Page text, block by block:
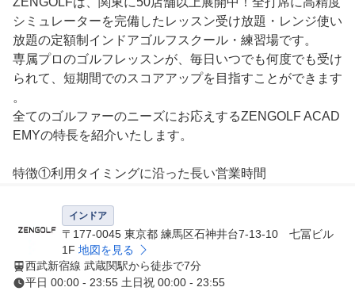
シミュレーターを完備したレッスン受け放題・レンジ使い
放題の定額制インドアゴルフスクール・練習場です。
専属プロのゴルフレッスンが、毎日いつでも何度でも受け
られて、短期間でのスコアアップを目指すことができます
。
全てのゴルファーのニーズにお応えするZENGOLF ACAD
EMYの特長を紹介いたします。
特徴①利用タイミングに沿った長い営業時間
練習できます。
定休日も無いので、レッスン受け放題、練習し放題の メ
リットが最大限活かせます。*年末年始、メンテナンス等
で 臨時定休する場合がございます。
インドア
〒177-0045 東京都 練馬区石神井台7-13-10 七冨ビル
1F 地図を見る
西武新宿線 武蔵関駅から徒歩で7分
平日 00:00 - 23:55 土日祝 00:00 - 23:55